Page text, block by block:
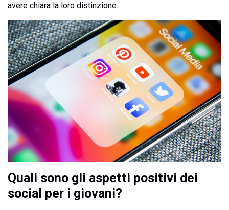
avere chiara la loro distinzione.
Quali sono gli aspetti positivi dei
social per i giovani?